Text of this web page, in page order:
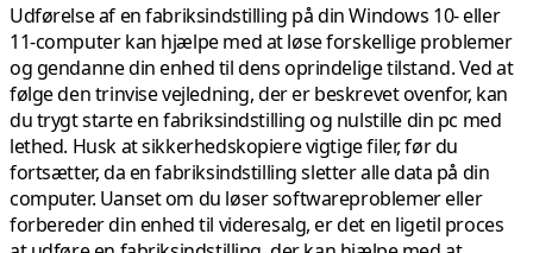
Udførelse af en fabriksindstilling på din Windows 10- eller
11-computer kan hjælpe med at løse forskellige problemer
og gendanne din enhed til dens oprindelige tilstand. Ved at
følge den trinvise vejledning, der er beskrevet ovenfor, kan
du trygt starte en fabriksindstilling og nulstille din pc med
lethed. Husk at sikkerhedskopiere vigtige filer, før du
fortsætter, da en fabriksindstilling sletter alle data på din
computer. Uanset om du løser softwareproblemer eller
forbereder din enhed til videresalg, er det en ligetil proces